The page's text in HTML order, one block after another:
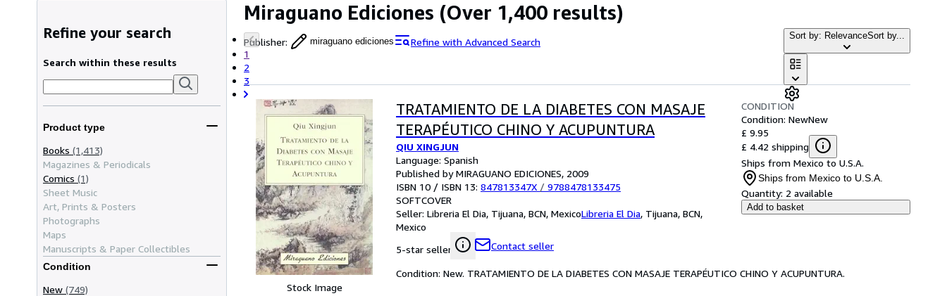
Miraguano Ediciones (Over 1,400 results)
Publisher: miraguano ediciones
Refine with Advanced Search
1
2
3
Sort by: RelevanceSort by...
Refine your search
Search within these results
Product type
Books (1,413)
Magazines & Periodicals
Comics (1)
Sheet Music
Art, Prints & Posters
Photographs
Maps
Manuscripts & Paper Collectibles
Condition
New (749)
Stock Image
TRATAMIENTO DE LA DIABETES CON MASAJE
TERAPÉUTICO CHINO Y ACUPUNTURA
QIU XINGJUN
Language: Spanish
Published by MIRAGUANO EDICIONES, 2009
ISBN 10 / ISBN 13: 847813347X / 9788478133475
SOFTCOVER
Seller: Libreria El Dia, Tijuana, BCN, MexicoLibreria El Dia, Tijuana, BCN,
Mexico
5-star seller
Contact seller
CONDITION
Condition: NewNew
£ 9.95
£ 4.42 shipping
Ships from Mexico to U.S.A.
Ships from Mexico to U.S.A.
Quantity: 2 available
Add to basket
Condition: New. TRATAMIENTO DE LA DIABETES CON MASAJE TERAPÉUTICO CHINO Y ACUPUNTURA.